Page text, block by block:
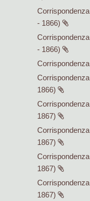
Corrispondenza
- 1866)
Corrispondenza
- 1866)
Corrispondenza
Corrispondenza
1866)
Corrispondenza
1867)
Corrispondenza
1867)
Corrispondenza
1867)
Corrispondenza
1867)